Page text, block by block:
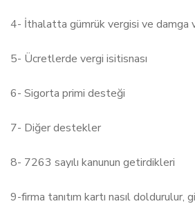
4- İthalatta gümrük vergisi ve damga
5- Ücretlerde vergi isitisnası
6- Sigorta primi desteği
7- Diğer destekler
8- 7263 sayılı kanunun getirdikleri
9-firma tanıtım kartı nasıl doldurulur,